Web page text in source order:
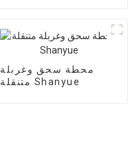
محطة سحق وغربلة
متنقلة Shanyue